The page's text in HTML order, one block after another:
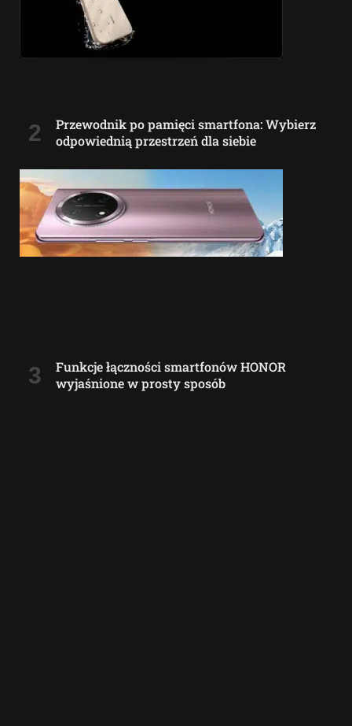
Przewodnik po pamięci smartfona: Wybierz
odpowiednią przestrzeń dla siebie
Funkcje łączności smartfonów HONOR
wyjaśnione w prosty sposób